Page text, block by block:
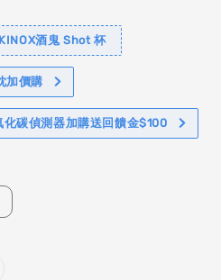
酒鬼 Shot 杯
加價購
碳偵測器加購送回饋金$100